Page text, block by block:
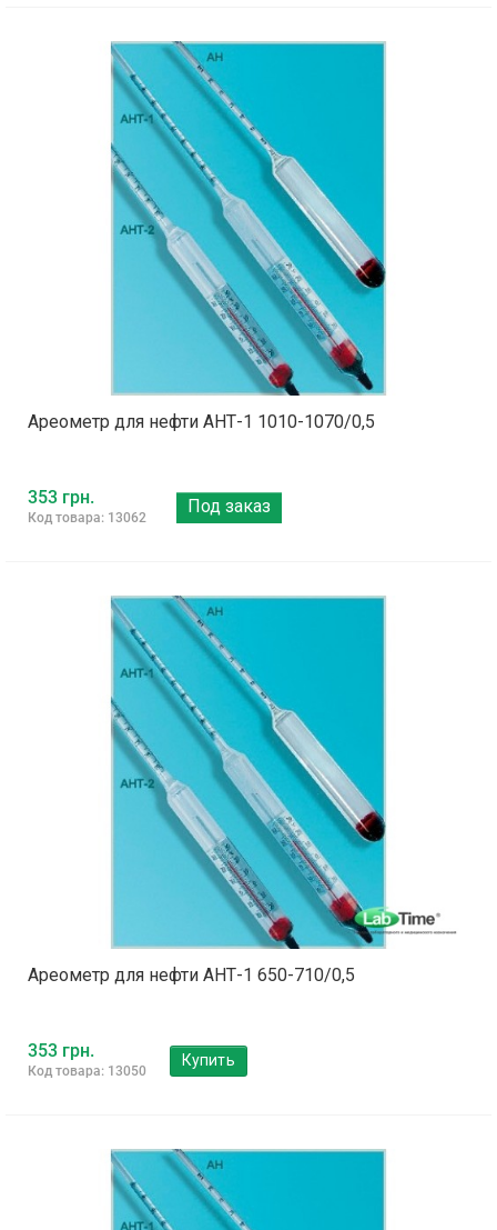
Ареометр для нефти АНТ-1 1010-1070/0,5
353 грн.
Код товара: 13062
Под заказ
Ареометр для нефти АНТ-1 650-710/0,5
353 грн.
Код товара: 13050
Купить